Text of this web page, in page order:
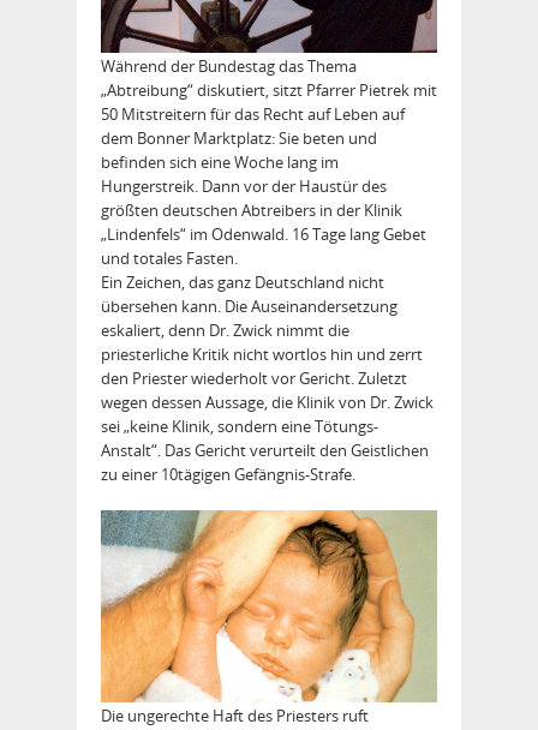
Während der Bundestag das Thema
„Abtreibung“ diskutiert, sitzt Pfarrer Pietrek mit
50 Mitstreitern für das Recht auf Leben auf
dem Bonner Marktplatz: Sie beten und
befinden sich eine Woche lang im
Hungerstreik. Dann vor der Haustür des
größten deutschen Abtreibers in der Klinik
„Lindenfels“ im Odenwald. 16 Tage lang Gebet
und totales Fasten.
Ein Zeichen, das ganz Deutschland nicht
übersehen kann. Die Auseinandersetzung
eskaliert, denn Dr. Zwick nimmt die
priesterliche Kritik nicht wortlos hin und zerrt
den Priester wiederholt vor Gericht. Zuletzt
wegen dessen Aussage, die Klinik von Dr. Zwick
sei „keine Klinik, sondern eine Tötungs-
Anstalt“. Das Gericht verurteilt den Geistlichen
zu einer 10tägigen Gefängnis-Strafe.
Die ungerechte Haft des Priesters ruft